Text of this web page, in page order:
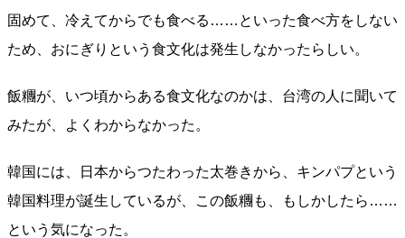
固めて、冷えてからでも食べる……といった食べ方をしない
ため、おにぎりという食文化は発生しなかったらしい。
飯糰が、いつ頃からある食文化なのかは、台湾の人に聞いて
みたが、よくわからなかった。
韓国には、日本からつたわった太巻きから、キンパプという
韓国料理が誕生しているが、この飯糰も、もしかしたら……
という気になった。